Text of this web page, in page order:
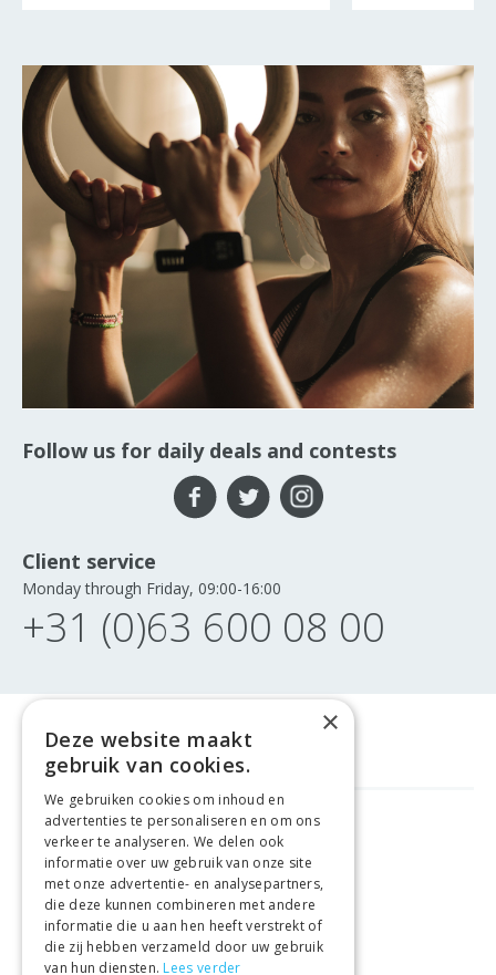
Follow us for daily deals and contests
Client service
Monday through Friday, 09:00-16:00
+31 (0)63 600 08 00
GELD TERUG GARANTIE
VEILIGE AANKOOP
LEVERING €4.99
×
Deze website maakt
gebruik van cookies.
We gebruiken cookies om inhoud en
advertenties te personaliseren en om ons
verkeer te analyseren. We delen ook
informatie over uw gebruik van onze site
met onze advertentie- en analysepartners,
die deze kunnen combineren met andere
informatie die u aan hen heeft verstrekt of
die zij hebben verzameld door uw gebruik
van hun diensten. Lees verder